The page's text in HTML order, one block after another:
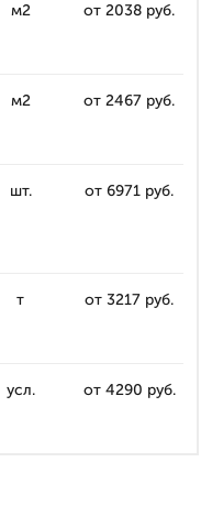
м2 от 2038 руб.
м2 от 2467 руб.
шт. от 6971 руб.
т от 3217 руб.
усл. от 4290 руб.